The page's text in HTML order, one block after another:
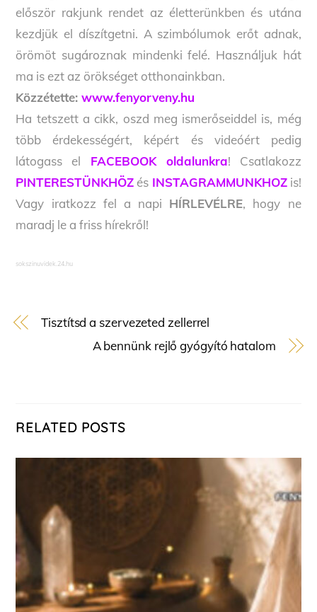
először rakjunk rendet az életterünkben és utána
kezdjük el díszítgetni. A szimbólumok erőt adnak,
örömöt sugároznak mindenki felé. Használjuk hát
ma is ezt az örökséget otthonainkban.
Közzétette:www.fenyorveny.hu
Ha tetszett a cikk, oszd meg ismerőseiddel is, még
több érdekességért, képért és videóért pedig
látogass el FACEBOOK oldalunkra! Csatlakozz
PINTERESTÜNKHÖZ és INSTAGRAMMUNKHOZis!
Vagy iratkozz fel a napi HÍRLEVÉLRE, hogy ne
maradj le a friss hírekről!
sokszinuvidek.24.hu
Tisztítsd a szervezeted zellerrel
A bennünk rejlő gyógyító hatalom
RELATED POSTS